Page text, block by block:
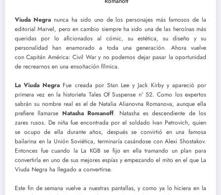
Viuda Negranunca ha sido uno de los personajes más famosos de la
editorial Marvel, pero en cambio siempre ha sido una de las heroínas más
queridas por lo aficionados al cómic, su estética, su diseño y su
personalidad han enamorado a toda una generación. Ahora vuelve
con Capitán América: Civil War y no podemos dejar pasar la oportunidad
de recrearnos en una ensoñación fílmica.
La Viuda Negra Fue creada por Stan Lee y Jack Kirby y apareció por
primera vez en la historieta Tales Of Suspense nº 52. Como los expertos
sabrán su nombre real es el de Natalia Alianovna Romanova, aunque ella
prefiere llamarse Natasha Romanoff. Natasha es descendiente de los
zares rusos. De niña fue encontrada por el soldado Ivan Petrovich, quien
se ocupo de ella durante años, después se convirtió en una famosa
bailarina en la Unión Soviética, terminaría casándose con Alexi Shostakov.
Entonces fue cuando la La KGB se fijo en ella tramando un plan para
convertirla en uno de sus mejores espías y empezando el mito en el que La
Viuda Negra ha llegado a convertirse.
Este fin de semana vuelve a nuestras pantallas, y como ya lo hiciera en la